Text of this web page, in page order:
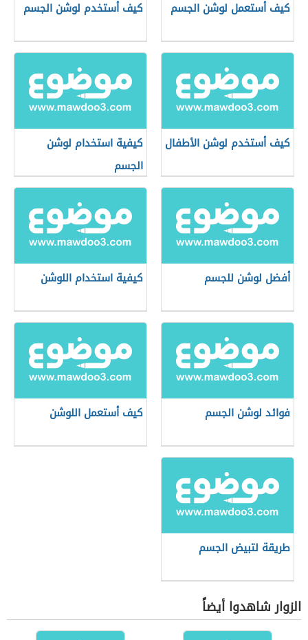
كيف أستعمل لوشن الجسم كيف أستخدم لوشن الجسم
كيف أستخدم لوشن الأطفال
كيفية استخدام لوشن
الجسم
أفضل لوشن للجسم كيفية استخدام اللوشن
فوائد لوشن الجسم كيف أستعمل اللوشن
طريقة لتبيض الجسم
الزوار شاهدوا أيضاً